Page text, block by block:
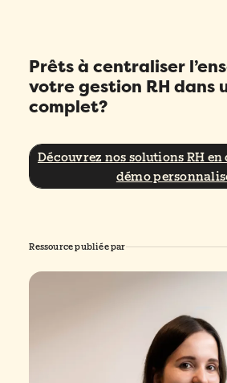
Prêts à centraliser
votre gestion RH dans
complet?
Découvrez nos solutions RH
démo
Ressource publiée par